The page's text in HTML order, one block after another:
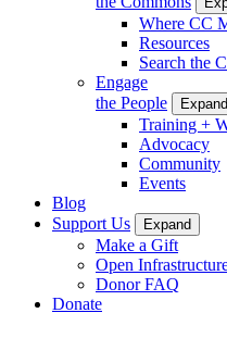
Where CC
Resources
Search the
Engage
the People
Expand
Training +
Advocacy
Community
Events
Blog
Support Us
Expand
Make a Gift
Open
Donor FAQ
Donate